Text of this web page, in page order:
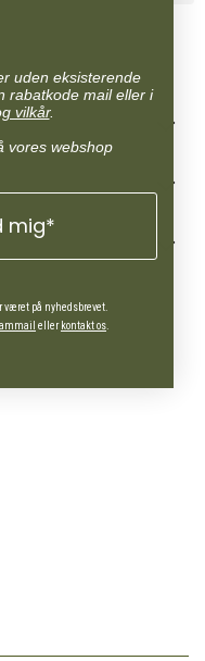
uden eksisterende
rabatkode mail eller i
vilkår.
vores webshop
mig*
på nyhedsbrevet.
ellerkontakt os